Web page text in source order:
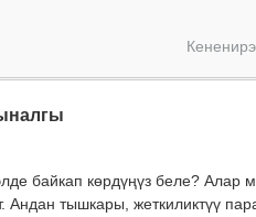
байкап көрдүңүз беле? Алар
Андан тышкары, жеткиликтүү